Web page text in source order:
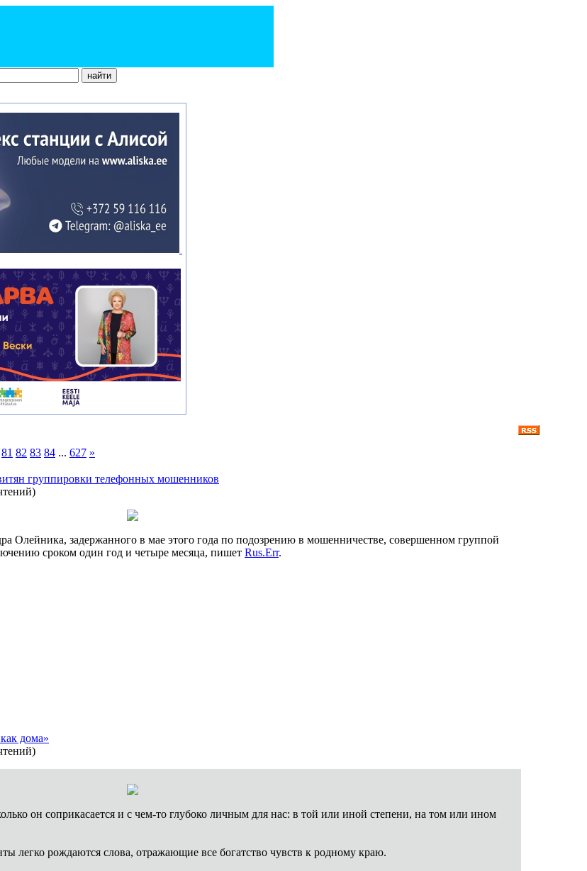
81 82 83 84 ... 627 »
группировки телефонных мошенников
)
Олейника, задержанного в мае этого года по подозрению в мошенничестве, совершенном группой
сроком один год и четыре месяца, пишет Rus.Err.
дома»
)
он соприкасается и с чем-то глубоко личным для нас: в той или иной степени, на том или ином
легко рождаются слова, отражающие все богатство чувств к родному краю.